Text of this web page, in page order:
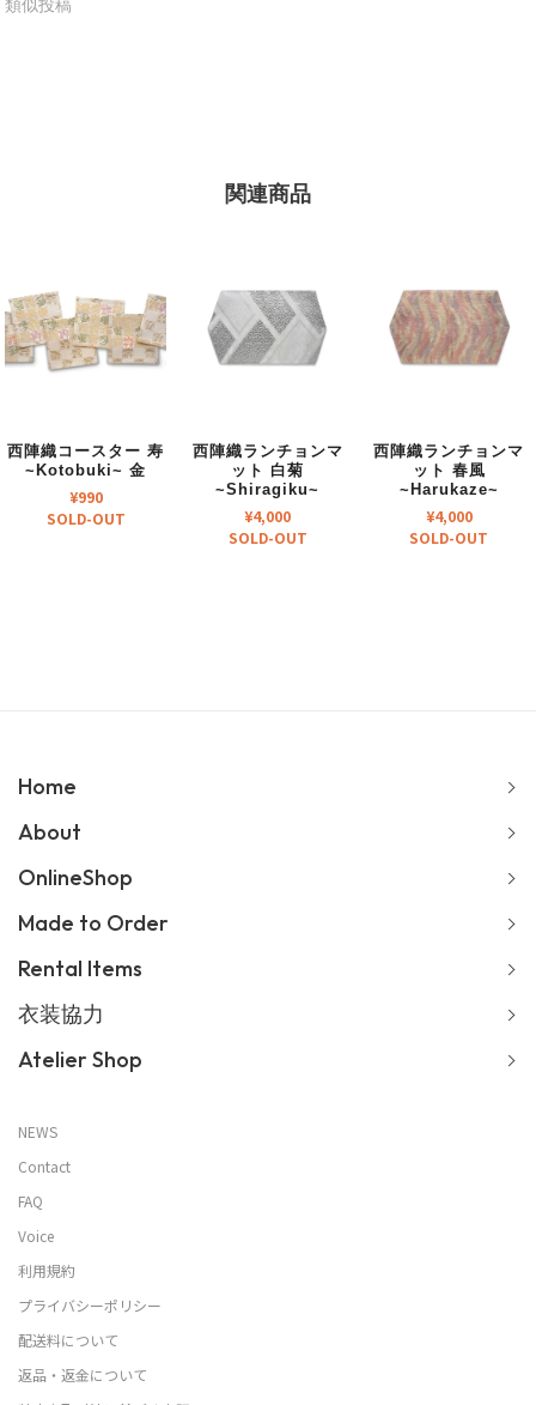
類似投稿
関連商品
西陣織コースター 寿
~Kotobuki~ 金
¥990
SOLD-OUT
西陣織ランチョンマ
ット 白菊
~Shiragiku~
¥4,000
SOLD-OUT
西陣織ランチョンマ
ット 春風
~Harukaze~
¥4,000
SOLD-OUT
Home
About
OnlineShop
Made to Order
Rental Items
衣装協力
Atelier Shop
NEWS
Contact
FAQ
Voice
利用規約
プライバシーポリシー
配送料について
返品・返金について